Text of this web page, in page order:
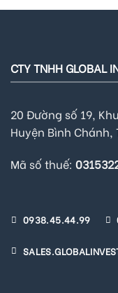
CTY TNHH GLOBAL
20 Đường số 19,
Huyện Bình Chánh,
Mã số thuế:
0938.45.44.99